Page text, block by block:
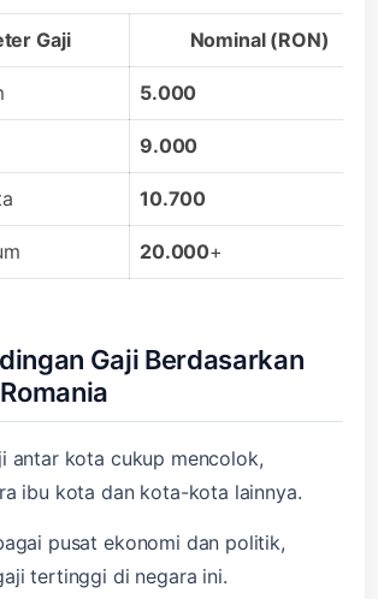
Gaji Nominal (RON)
5.000
9.000
10.700
20.000+
Gaji Berdasarkan
antar kota cukup mencolok,
ibu kota dan kota-kota lainnya.
pusat ekonomi dan politik,
tertinggi di negara ini.